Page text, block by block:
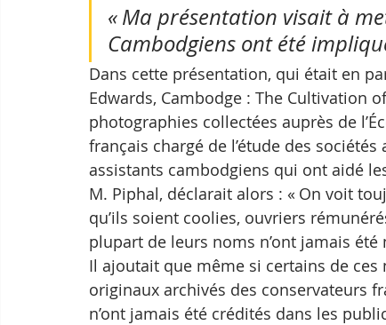
« Ma présentation visait à
Cambodgiens ont été
Dans cette présentation, qui était en
Edwards, Cambodge : The Cultivation
photographies collectées auprès de
français chargé de l’étude des
assistants cambodgiens qui ont aidé
M. Piphal, déclarait alors : « On voit
qu’ils soient coolies, ouvriers
plupart de leurs noms n’ont jamais été
Il ajoutait que même si certains de
originaux archivés des conservateurs
n’ont jamais été crédités dans les